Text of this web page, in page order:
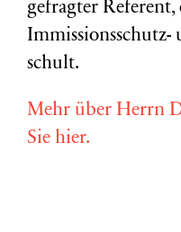
gefragter
schult.
Mehr über Herrn
Sie hier.